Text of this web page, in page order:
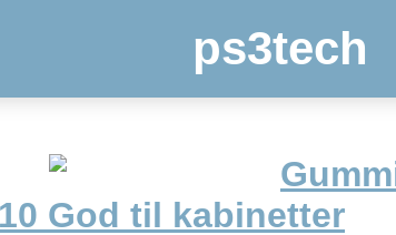
ps3tech
God til kabinetter